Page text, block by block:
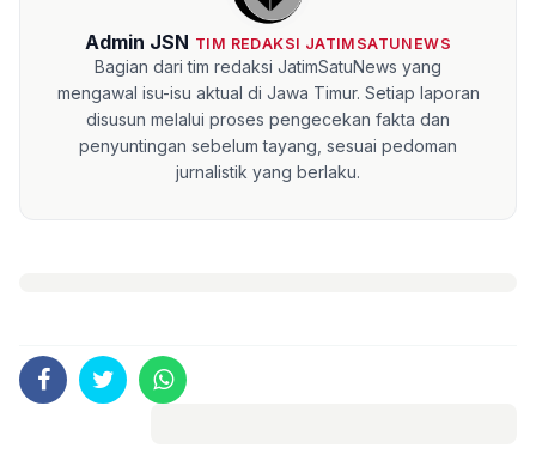
Admin JSN TIM REDAKSI JATIMSATUNEWS
Bagian dari tim redaksi JatimSatuNews yang
mengawal isu-isu aktual di Jawa Timur. Setiap laporan
disusun melalui proses pengecekan fakta dan
penyuntingan sebelum tayang, sesuai pedoman
jurnalistik yang berlaku.